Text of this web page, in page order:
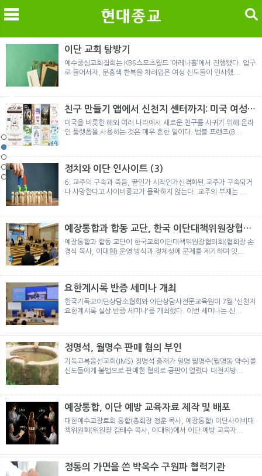
메 검
「현대종교」, 주님의교회 민사소송에 승소
친구 만들기 앱에서 신천지 센터까지: 미국 여성이 경험한
정통의 가면을 쓴 박옥수 구원파 협력기관
일본 통일교, 해산명령 이후 본격적인 청산 절차 돌입
여호와의 증인 2세와 학교생활
「현대종교」, 주님의교회 민사소송에 승소
친구 만들기 앱에서 신천지 센터까지: 미국 여성이 경험한
이단 교회 탐방기
예수중심교회집회는 KBS스포츠월드 ‘아레나홀’에서 진행됐다. 입구
로 들어서자, 분홍색 한복을 차려입은 여성 신도들이 인사했...
친구 만들기 앱에서 신천지 센터까지: 미국 여성이
경험한 9개월 포섭의 전 과정
미국을 비롯한 해외 여러 나라에서 새로운 친구를 사귀기 위해 온라
인 플랫폼을 사용하는 것은 매우 흔한 일이다. 범블 프렌즈(B...
정치와 이단 인사이트 (3)
6. 교주의 구속과 죽음, 끝인가 시작인가신격화된 교주가 구속되거
나 사망한다고 사이비종교가 몰락하지 않는다. 교주의 부재는 ...
예장통합과 합동 교단, 한국 이단대책위원장협의
회 탈퇴
예장통합과 합동 교단이 한국교회이단대책위원장협의회(협회장 손
경식 목사, 이대협) 운영 방식과 정체성에 문제를 제기하며 잇...
요한계시록 반증 세미나 개최
한국기독교이단상담소협회와 이단상담사전문교육원이 7월 '신천지
요한계시록 실상 반증 세미나'를 개최했다. 이번 세미나는 신...
정명석, 월명수 판매 혐의 부인
기독교복음선교회(JMS) 정명석 총재가 일명 월명수(월명동 약수)를
신도들에게 불법으로 판매한 혐의로 공판이 열렸다.대전지방...
예장통합, 이단 예방 교육자료 제작 및 배포
대한예수교장로회 통합(총회장 정훈 목사, 예장통합) 이단사이비대
책위원회(위원장 김태수 목사, 이대위)에서 이단 예방 교육자...
정통의 가면을 쓴 박옥수 구원파 협력기관